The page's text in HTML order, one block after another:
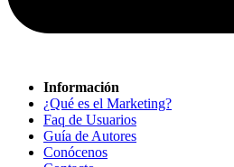
Información
¿Qué es el Marketing?
Faq de Usuarios
Guía de Autores
Conócenos